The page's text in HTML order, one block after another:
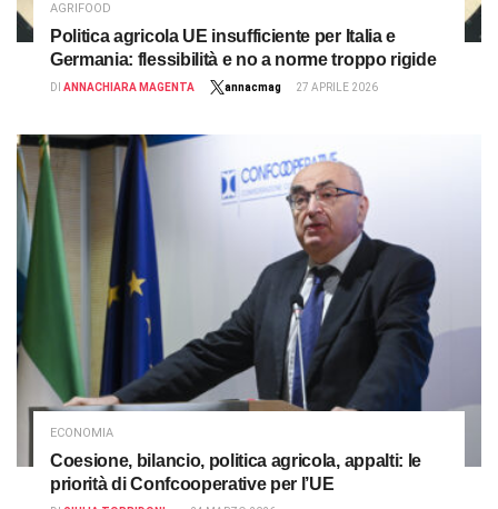
AGRIFOOD
Politica agricola UE insufficiente per Italia e
Germania: flessibilità e no a norme troppo rigide
DI ANNACHIARA MAGENTA annacmag 27 APRILE 2026
ECONOMIA
Coesione, bilancio, politica agricola, appalti: le
priorità di Confcooperative per l’UE